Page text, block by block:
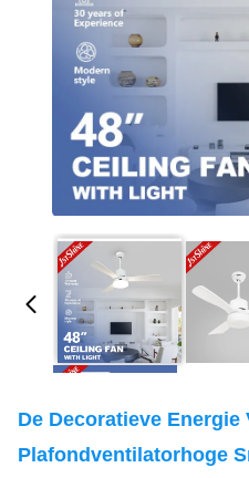
De Decoratieve Energie
Plafondventilatorhoge